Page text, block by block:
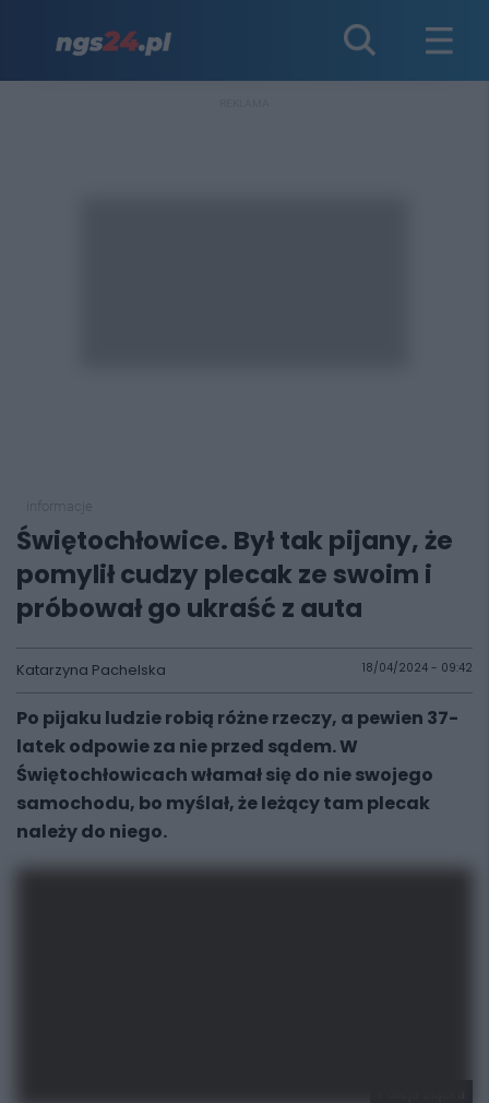
Świętochłowice. Był tak pijany, że
pomylił cudzy plecak ze swoim i
próbował go ukraść z auta
Katarzyna Pachelska 18/04/2024 - 09:42
Po pijaku ludzie robią różne rzeczy, a pewien 37-
latek odpowie za nie przed sądem. W
Świętochłowicach włamał się do nie swojego
samochodu, bo myślał, że leżący tam plecak
należy do niego.